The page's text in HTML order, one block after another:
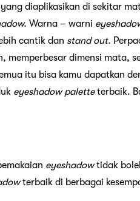
yang diaplikasikan di sekitar
Warna – warni
cantik dan stand out.
dimensi mata,
itu bisa kamu dapatkan
eyeshadow paletteterbaik.
eyeshadowtidak
terbaik di berbagai